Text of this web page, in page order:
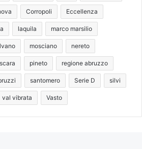
Corropoli Eccellenza
laquila marco marsilio
mosciano nereto
pineto regione abruzzo
santomero Serie D silvi
val vibrata Vasto